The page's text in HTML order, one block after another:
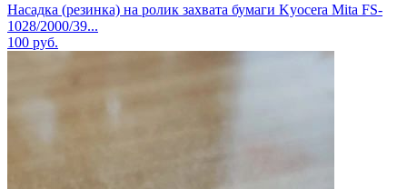
Насадка (резинка) на ролик захвата бумаги Kyocera Mita FS-
1028/2000/39...
100 руб.